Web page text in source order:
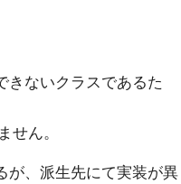
きないクラスであるた
せん。
が、派生先にて実装が異